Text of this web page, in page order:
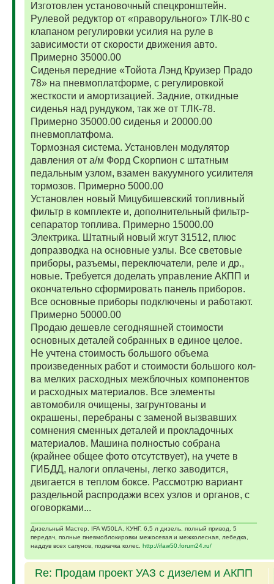
Изготовлен установочный спецкронштейн.
Рулевой редуктор от «праворульного» ТЛК-80 с
клапаном регулировки усилия на руле в
зависимости от скорости движения авто.
Примерно 35000.00
Сиденья передние «Тойота Лэнд Круизер Прадо
78» на пневмоплатформе, с регулировкой
жесткости и амортизацией. Задние, откидные
сиденья над рундуком, так же от ТЛК-78.
Примерно 35000.00 сиденья и 20000.00
пневмоплатфома.
Тормозная система. Установлен модулятор
давления от а/м Форд Скорпион с штатным
педальным узлом, взамен вакуумного усилителя
тормозов. Примерно 5000.00
Установлен новый Мицубишевский топливный
фильтр в комплекте и, дополнительный фильтр-
сепаратор топлива. Примерно 15000.00
Электрика. Штатный новый жгут 31512, плюс
допразводка на основные узлы. Все световые
приборы, разъемы, переключатели, реле и др.,
новые. Требуется доделать управление АКПП и
окончательно сформировать панель приборов.
Все основные приборы подключены и работают.
Примерно 50000.00
Продаю дешевле сегодняшней стоимости
основных деталей собранных в единое целое.
Не учтена стоимость большого объема
произведенных работ и стоимости большого кол-
ва мелких расходных межблочных компонентов
и расходных материалов. Все элементы
автомобиля очищены, загрунтованы и
окрашены, перебраны с заменой вызвавших
сомнения сменных деталей и прокладочных
материалов. Машина полностью собрана
(крайнее общее фото отсутствует), на учете в
ГИБДД, налоги оплачены, легко заводится,
двигается в теплом боксе. Рассмотрю вариант
раздельной распродажи всех узлов и органов, с
оговорками...
Дизельный Мастер. IFA W50LA, КУНГ, 6,5 л дизель, полный привод, 5
передач, полные пневмоблокировки межосевая и межколесная, лебедка,
наддув всех сапунов, подкачка колес. http://ifaw50.forum24.ru/
Re: Продам проект УАЗ с дизелем и АКПП